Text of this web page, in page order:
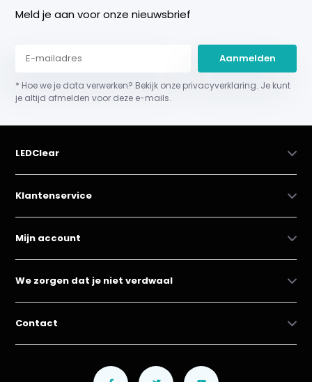
Meld je aan voor onze nieuwsbrief
Aanmelden
* Hoe we je data verwerken? Bekijk onze privacyverklaring. Je kunt
je altijd afmelden voor deze e-mails.
LEDClear
Klantenservice
Mijn account
We zorgen dat je niet verdwaal
Contact